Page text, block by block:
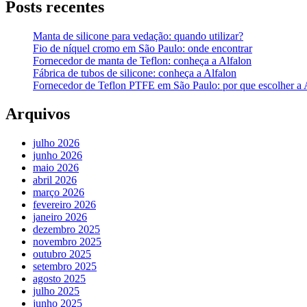
Posts recentes
Manta de silicone para vedação: quando utilizar?
Fio de níquel cromo em São Paulo: onde encontrar
Fornecedor de manta de Teflon: conheça a Alfalon
Fábrica de tubos de silicone: conheça a Alfalon
Fornecedor de Teflon PTFE em São Paulo: por que escolher a
Arquivos
julho 2026
junho 2026
maio 2026
abril 2026
março 2026
fevereiro 2026
janeiro 2026
dezembro 2025
novembro 2025
outubro 2025
setembro 2025
agosto 2025
julho 2025
junho 2025